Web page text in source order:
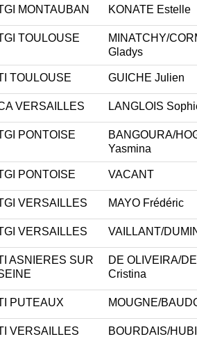
MONTAUBAN KONATE Estelle
TOULOUSE
MINATCHY/
Gladys
TOULOUSE GUICHE Julien
VERSAILLES LANGLOIS
PONTOISE
BANGOURA/
Yasmina
PONTOISE VACANT
VERSAILLES MAYO Frédéric
VERSAILLES VAILLANT/
ASNIERES SUR
DE OLIVEIRA/
Cristina
PUTEAUX MOUGNE/
VERSAILLES
BOURDAIS/